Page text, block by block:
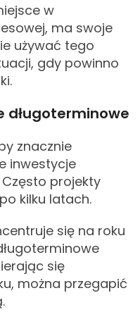
w
ma swoje
używać tego
gdy powinno
długoterminowe
znacznie
inwestycje
projekty
kilku latach.
się na roku
się
można przegapić